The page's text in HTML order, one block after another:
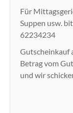
Für
Suppen usw.
62234234
Gutscheinkauf
Betrag vom
und wir